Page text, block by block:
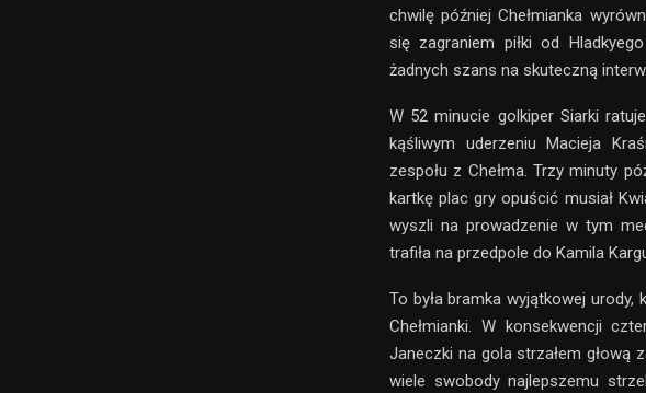
chwilę później Chełmianka
się zagraniem piłki od
żadnych szans na skuteczną
W 52 minucie golkiper Siarki
kąśliwym uderzeniu Macieja
zespołu z Chełma. Trzy minuty
kartkę plac gry opuścić musiał
wyszli na prowadzenie w tym
trafiła na przedpole do Kamila
To była bramka wyjątkowej urody,
Chełmianki. W konsekwencji
Janeczki na gola strzałem głową
wiele swobody najlepszemu